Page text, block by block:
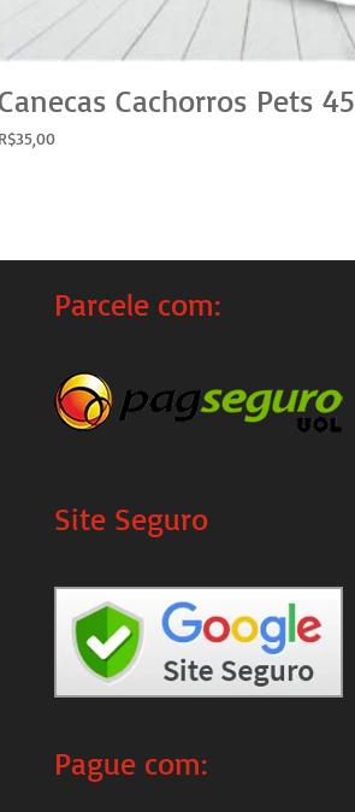
Cachorros Pets 45
35,00
Parcele com:
Site Seguro
Pague com: